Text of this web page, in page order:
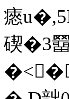
瘱
碶�3
�<�